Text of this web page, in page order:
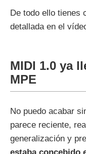
De todo ello tienes
detallada en el
MIDI 1.0 ya
MPE
No puedo acabar
parece reciente,
generalización y